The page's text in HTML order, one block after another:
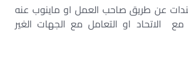
عن طريق صاحب العمل او ماينوب عنه
مع الاتحاد او التعامل مع الجهات الغير